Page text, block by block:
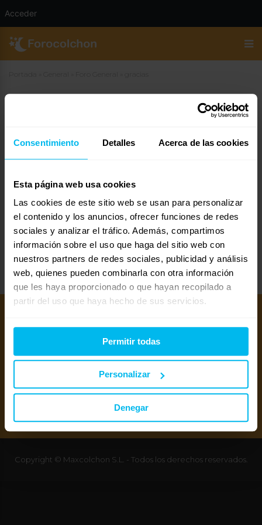
Consentimiento Detalles Acerca de las cookies
Esta página web usa cookies
Las cookies de este sitio web se usan para personalizar
el contenido y los anuncios, ofrecer funciones de redes
sociales y analizar el tráfico. Además, compartimos
información sobre el uso que haga del sitio web con
nuestros partners de redes sociales, publicidad y análisis
web, quienes pueden combinarla con otra información
que les haya proporcionado o que hayan recopilado a
partir del uso que haya hecho de sus servicios.
Permitir todas
Personalizar
Denegar
Alba
Invitado
gracias a ambos por la respuesta, estos últimos días ha estado
durmiendo menos horas y le sigue doliendo, creemos que es porque
estaba acostumbrado a dormir en colchones algo más blandos.
Un saludo,
Alba
Mejores colchones 2026
Mejores canapés abatibles 2026
Copyright © Maxcolchon S.L. - Todos los derechos reservados.
Acceder